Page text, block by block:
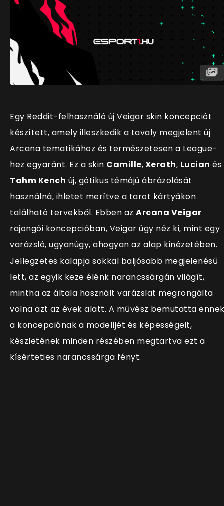
Egy Reddit-felhasználó új Veigar skin koncepciót
készített, amely illeszkedik a tavaly megjelent új
Arcana tematikához és természetesen a League-
hez egyaránt. Ez a skin Camille,Xerath, Lucian és
Tahm Kench új, gótikus témájú ábrázolását
használná, ihletet merítve a tarot kártyákon
található tervekből. Ebben az Arcana Veigar
rajongói koncepcióban, Veigar úgy néz ki, mint egy
varázsló, ugyanúgy, ahogyan az alap kinézetében.
Jellegzetes kalapja sokkal baljósabb megjelenésű
lett, az egyik keze élénk narancssárgán világít,
mintha az általa használt varázslat megrongálta
volna azt az évek alatt. A művész bemutatta
a koncepciónak a modelljét és képességeit,
készletének minden részében megtartva ezt a
kísérteties narancssárga fényt.